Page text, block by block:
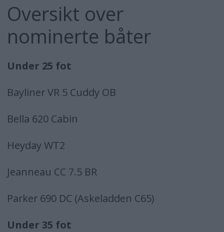
Oversikt over
nominerte båter
Under 25 fot
Bayliner VR 5 Cuddy OB
Bella 620 Cabin
Heyday WT2
Jeanneau CC 7.5 BR
Parker 690 DC (Askeladden C65)
Under 35 fot